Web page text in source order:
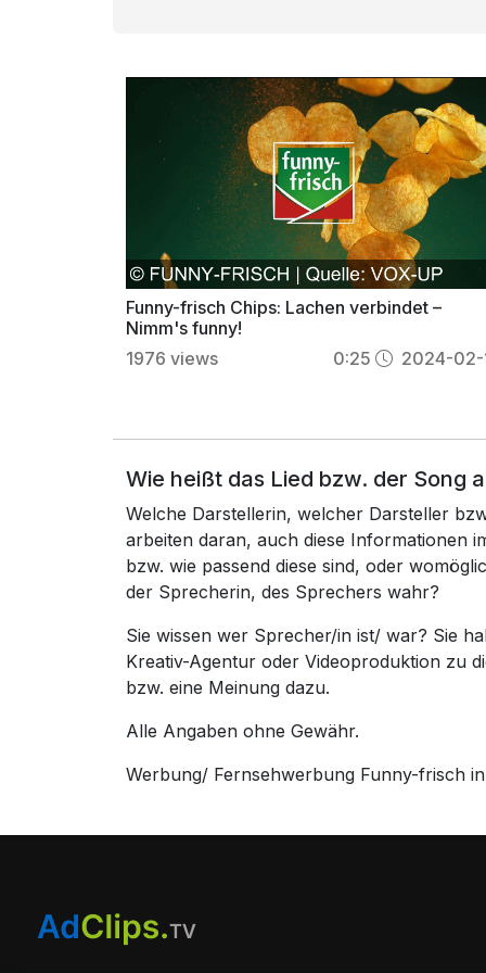
Funny-frisch Chips: Lachen verbindet –
Nimm's funny!
1976 views 0:25 2024-02-
Wie heißt das Lied bzw. der Song
Welche Darstellerin, welcher Darsteller
arbeiten daran, auch diese Informationen
bzw. wie passend diese sind, oder
der Sprecherin, des Sprechers wahr?
Sie wissen wer Sprecher/in ist/ war? Sie
Kreativ-Agentur oder Videoproduktion zu
bzw. eine Meinung dazu.
Alle Angaben ohne Gewähr.
Werbung/ Fernsehwerbung Funny-frisch